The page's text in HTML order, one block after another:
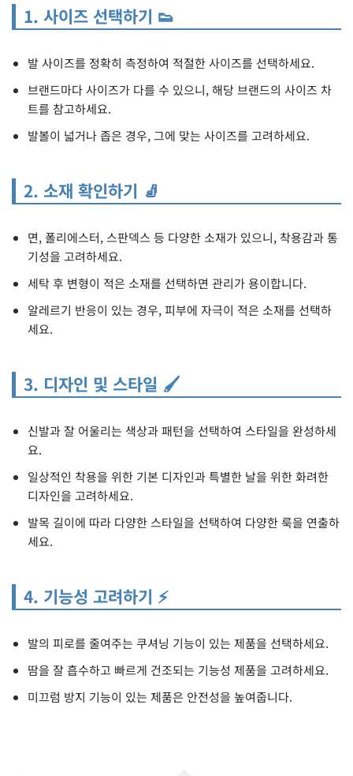
1. 사이즈 선택하기 👟
발 사이즈를 정확히 측정하여 적절한 사이즈를 선택하세요.
브랜드마다 사이즈가 다를 수 있으니, 해당 브랜드의 사이즈 차
트를 참고하세요.
발볼이 넓거나 좁은 경우, 그에 맞는 사이즈를 고려하세요.
2. 소재 확인하기 🧦
면, 폴리에스터, 스판덱스 등 다양한 소재가 있으니, 착용감과 통
기성을 고려하세요.
세탁 후 변형이 적은 소재를 선택하면 관리가 용이합니다.
알레르기 반응이 있는 경우, 피부에 자극이 적은 소재를 선택하
세요.
3. 디자인 및 스타일 🖌️
신발과 잘 어울리는 색상과 패턴을 선택하여 스타일을 완성하세
요.
일상적인 착용을 위한 기본 디자인과 특별한 날을 위한 화려한
디자인을 고려하세요.
발목 길이에 따라 다양한 스타일을 선택하여 다양한 룩을 연출하
세요.
4. 기능성 고려하기 ⚡
발의 피로를 줄여주는 쿠셔닝 기능이 있는 제품을 선택하세요.
땀을 잘 흡수하고 빠르게 건조되는 기능성 제품을 고려하세요.
미끄럼 방지 기능이 있는 제품은 안전성을 높여줍니다.